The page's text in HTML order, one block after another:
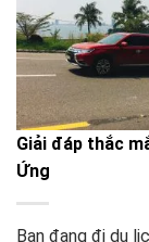
Giải đáp thắc
Ứng
Bạn đang đi du